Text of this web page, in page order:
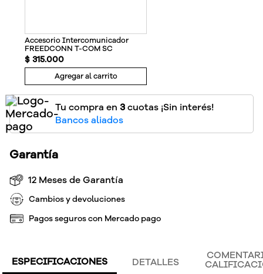
Accesorio Intercomunicador
FREEDCONN T-COM SC
$ 315.000
Agregar al carrito
Tu compra en 3cuotas ¡Sin interés!
Bancos aliados
Garantía
12 Meses de Garantía
Cambios y devoluciones
Pagos seguros con Mercado pago
ESPECIFICACIONES DETALLES